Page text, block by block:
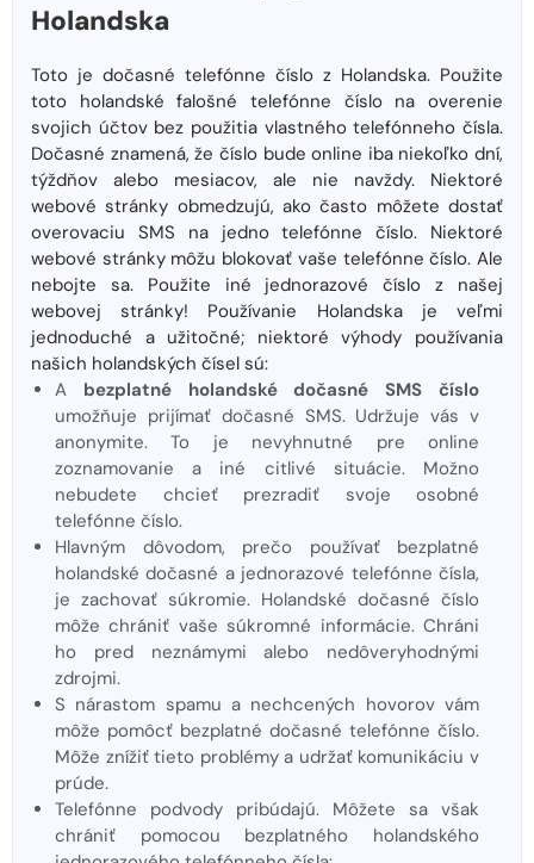
Holandska
Toto je dočasné telefónne číslo z Holandska. Použite
toto holandské falošné telefónne číslo na overenie
svojich účtov bez použitia vlastného telefónneho čísla.
Dočasné znamená, že číslo bude online iba niekoľko dní,
týždňov alebo mesiacov, ale nie navždy. Niektoré
webové stránky obmedzujú, ako často môžete dostať
overovaciu SMS na jedno telefónne číslo. Niektoré
webové stránky môžu blokovať vaše telefónne číslo. Ale
nebojte sa. Použite iné jednorazové číslo z našej
webovej stránky! Používanie Holandska je veľmi
jednoduché a užitočné; niektoré výhody používania
našich holandských čísel sú:
A bezplatné holandské dočasné SMS číslo
umožňuje prijímať dočasné SMS. Udržuje vás v
anonymite. To je nevyhnutné pre online
zoznamovanie a iné citlivé situácie. Možno
nebudete chcieť prezradiť svoje osobné
telefónne číslo.
Hlavným dôvodom, prečo používať bezplatné
holandské dočasné a jednorazové telefónne čísla,
je zachovať súkromie. Holandské dočasné číslo
môže chrániť vaše súkromné ​​informácie. Chráni
ho pred neznámymi alebo nedôveryhodnými
zdrojmi.
S nárastom spamu a nechcených hovorov vám
môže pomôcť bezplatné dočasné telefónne číslo.
Môže znížiť tieto problémy a udržať komunikáciu v
prúde.
Telefónne podvody pribúdajú. Môžete sa však
chrániť pomocou bezplatného holandského